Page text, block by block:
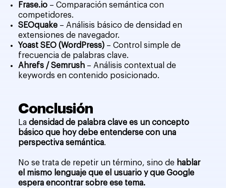
Frase.io – Comparación semántica con
competidores.
SEOquake – Análisis básico de densidad en
extensiones de navegador.
Yoast SEO (WordPress) – Control simple de
frecuencia de palabras clave.
Ahrefs / Semrush – Análisis contextual de
keywords en contenido posicionado.
Conclusión
Ladensidad de palabra clave es un concepto
básico que hoy debe entenderse con una
perspectiva semántica.
No se trata de repetir un término, sino de hablar
el mismo lenguaje que el usuario y que Google
espera encontrar sobre ese tema.